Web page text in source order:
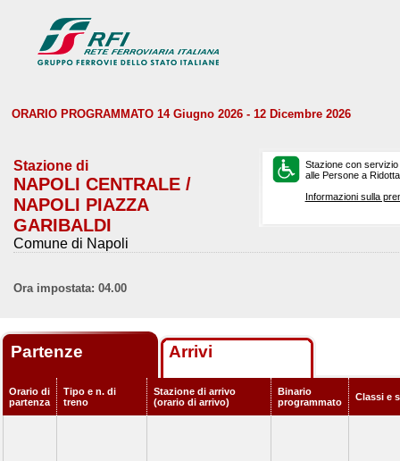
ORARIO PROGRAMMATO 14 Giugno 2026 - 12 Dicembre 2026
Stazione di
NAPOLI CENTRALE /
NAPOLI PIAZZA
GARIBALDI
Comune di Napoli
Stazione con
alle Persone a
Informazioni sulla
Ora impostata: 04.00
Partenze Arrivi
Orario di
partenza
Tipo e n. di
treno
Stazione di arrivo
(orario di arrivo)
Binario
programmato
Classi e